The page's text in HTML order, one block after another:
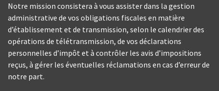
Notre mission consistera à vous assister dans la gestion
administrative de vos obligations fiscales en matière
d’établissement et de transmission, selon le calendrier des
opérations de télétransmission, de vos déclarations
personnelles d’impôt et à contrôler les avis d’impositions
reçus, à gérer les éventuelles réclamations en cas d’erreur de
notre part.